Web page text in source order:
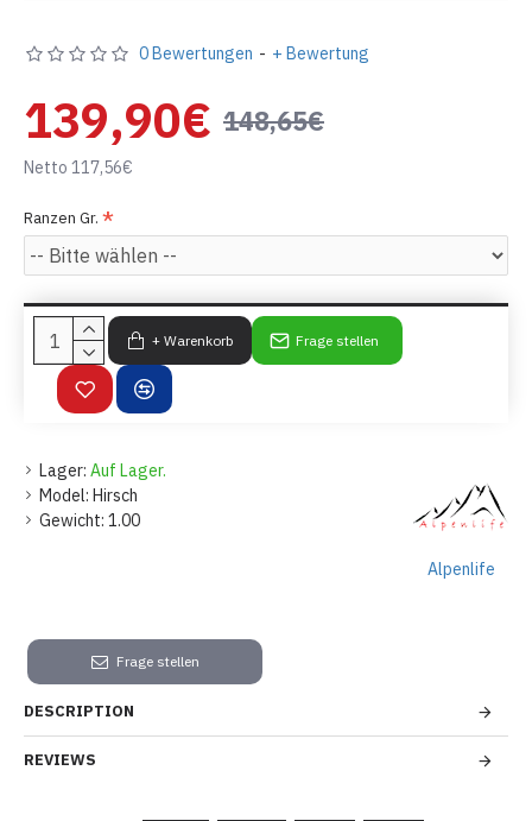
Lager: Auf Lager.
Model: Hirsch
Gewicht: 1.00
Alpenlife
0 Bewertungen - + Bewertung
139,90€ 148,65€
Netto 117,56€
Ranzen Gr.
+ Warenkorb Frage stellen
Frage stellen
DESCRIPTION
REVIEWS